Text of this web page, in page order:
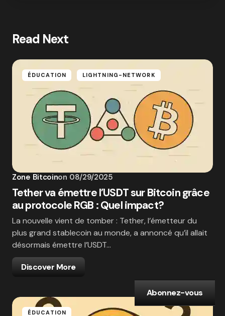
Read Next
ÉDUCATION LIGHTNING-NETWORK
Zone Bitcoinon 08/29/2025
Tether va émettre l’USDT sur Bitcoin grâce
au protocole RGB : Quel impact?
La nouvelle vient de tomber : Tether, l’émetteur du
plus grand stablecoin au monde, a annoncé qu’il allait
désormais émettre l’USDT…
Discover More
ÉDUCATION
Abonnez-vous